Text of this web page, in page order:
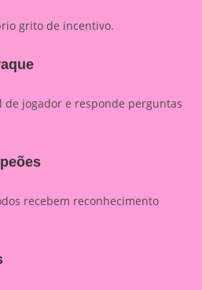
grito de incentivo.
de jogador e responde perguntas
recebem reconhecimento